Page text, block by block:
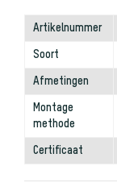
Artikelnummer
Soort
Afmetingen
Montage
methode
Certificaat